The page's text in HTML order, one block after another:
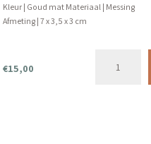
Kleur | Goud mat Materiaal | Messing
Afmeting | 7 x 3,5 x 3 cm
€15,00